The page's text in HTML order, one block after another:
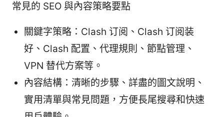
常見的 SEO 與內容策略要點
關鍵字策略：Clash 订阅、Clash 订阅装
好、Clash 配置、代理規則、節點管理、
VPN 替代方案等。
內容結構：清晰的步驟、詳盡的圖文說明、
實用清單與常見問題，方便長尾搜尋和快速